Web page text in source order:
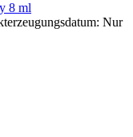
8 ml
Nur